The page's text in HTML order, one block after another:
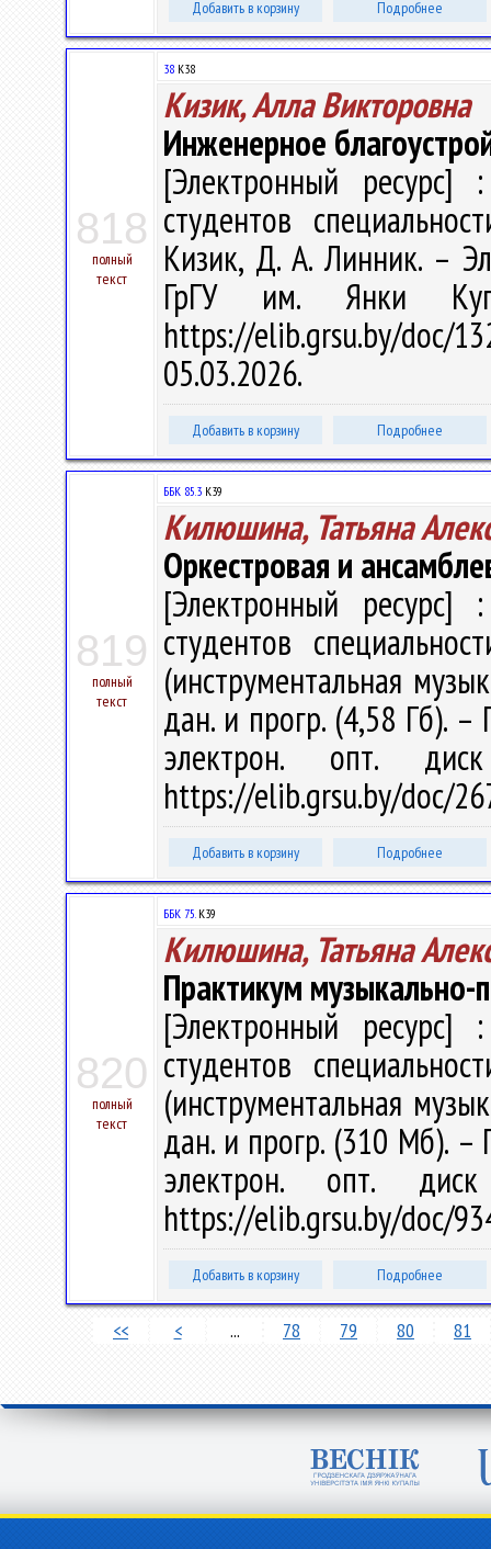
Добавить в корзину Подробнее
818
полный
текст
38 К38
Кизик, Алла Викторовна
Инженерное
[Электронный ресурс]
студентов
Кизик, Д. А. Линник. –
ГрГУ им. Янки
https://elib.grsu.by/doc/
05.03.2026.
Добавить в корзину Подробнее
819
полный
текст
ББК 85.3 К39
Килюшина, Татьяна
Оркестровая и
[Электронный ресурс]
студентов
(инструментальная
дан. и прогр. (4,58 Гб).
электрон. опт.
https://elib.grsu.by/doc/
Добавить в корзину Подробнее
820
полный
текст
ББК 75.К39
Килюшина, Татьяна
Практикум музыкально-
[Электронный ресурс]
студентов
(инструментальная
дан. и прогр. (310 Мб). –
электрон. опт.
https://elib.grsu.by/doc/
Добавить в корзину Подробнее
<< < ... 78 79 80 81